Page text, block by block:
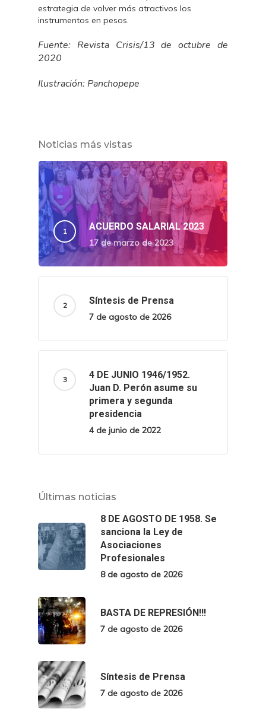
estrategia de volver más atractivos los
instrumentos en pesos.
Fuente: Revista Crisis/13 de octubre de
2020
Ilustración: Panchopepe
Noticias más vistas
ACUERDO SALARIAL 2023
17 de marzo de 2023
Síntesis de Prensa
7 de agosto de 2026
4 DE JUNIO 1946/1952.
Juan D. Perón asume su
primera y segunda
presidencia
4 de junio de 2022
Últimas noticias
8 DE AGOSTO DE 1958. Se
sanciona la Ley de
Asociaciones
Profesionales
8 de agosto de 2026
BASTA DE REPRESIÓN!!!
7 de agosto de 2026
Síntesis de Prensa
7 de agosto de 2026